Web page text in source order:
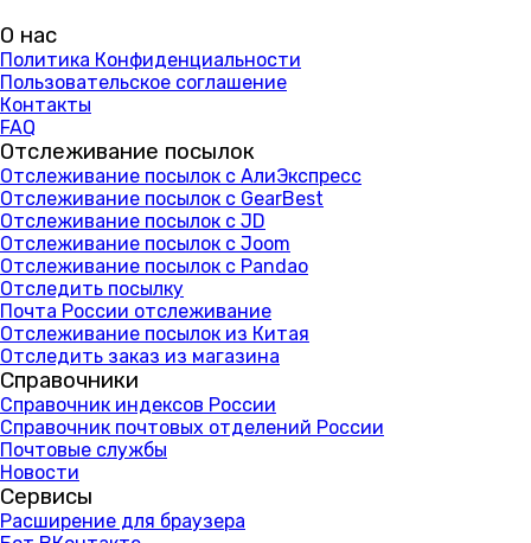
О нас
Политика Конфиденциальности
Пользовательское соглашение
Контакты
FAQ
Отслеживание посылок
Отслеживание посылок с АлиЭкспресс
Отслеживание посылок с GearBest
Отслеживание посылок с JD
Отслеживание посылок с Joom
Отслеживание посылок с Pandao
Отследить посылку
Почта России отслеживание
Отслеживание посылок из Китая
Отследить заказ из магазина
Справочники
Справочник индексов России
Справочник почтовых отделений России
Почтовые службы
Новости
Сервисы
Расширение для браузера